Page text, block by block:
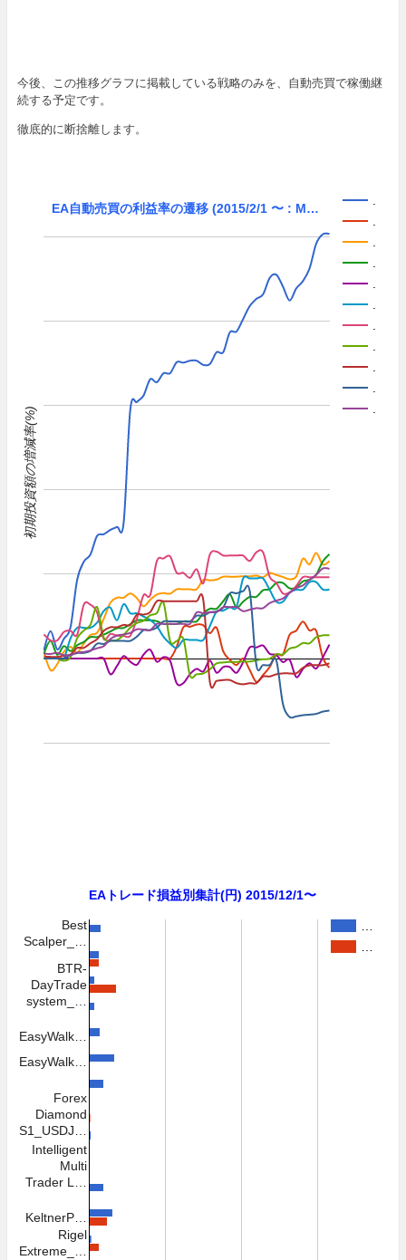
今後、この推移グラフに掲載している戦略のみを、自動売買で稼働継
続する予定です。
徹底的に断捨離します。
EA自動売買の利益率の遷移 (2015/2/1 〜 : M…
EA自動売買の利益率の遷移 (2015/2/1 〜 : M…
初期投資額の増減率(%)
EAトレード損益別集計(円) 2015/12/1〜
Best
Scalper_…
BTR-
DayTrade
system_…
EasyWalk…
EasyWalk…
Forex
Diamond
S1_USDJ…
Intelligent
Multi
Trader L…
KeltnerP…
Rigel
Extreme_…